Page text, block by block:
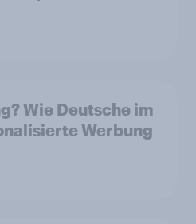
Wie Deutsche im
Werbung